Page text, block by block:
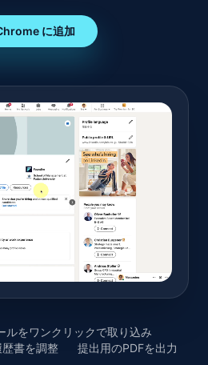
に追加
ルをワンクリックで取り込み
書を調整
提出用のPDFを出力